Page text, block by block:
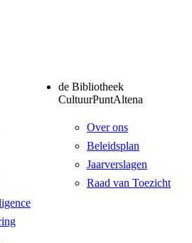
de Bibliotheek
CultuurPuntAltena
Over ons
Beleidsplan
Jaarverslagen
Raad van Toezicht